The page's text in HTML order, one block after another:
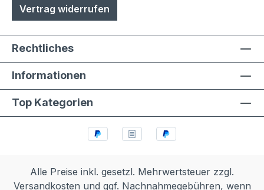
Vertrag widerrufen
Rechtliches
Informationen
Top Kategorien
Alle Preise inkl. gesetzl. Mehrwertsteuer zzgl.
Versandkosten und ggf. Nachnahmegebühren, wenn